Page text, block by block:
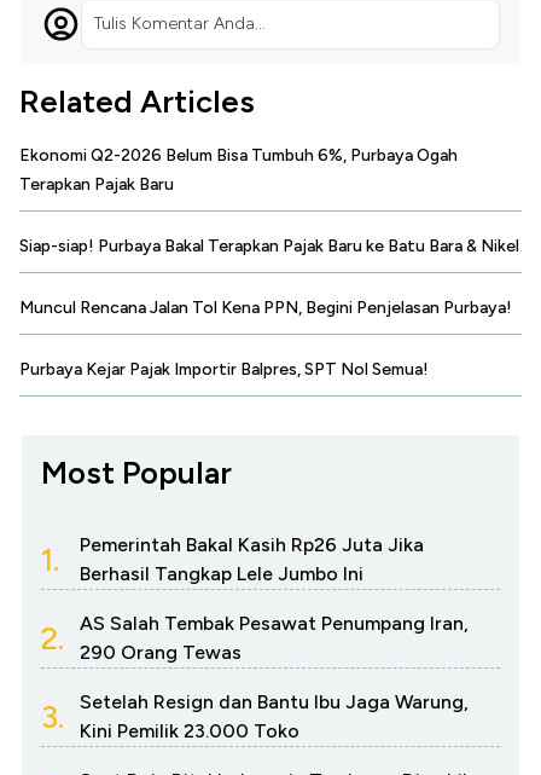
Tulis Komentar Anda...
Related Articles
Ekonomi Q2-2026 Belum Bisa Tumbuh 6%, Purbaya Ogah
Terapkan Pajak Baru
Siap-siap! Purbaya Bakal Terapkan Pajak Baru ke Batu Bara & Nikel
Muncul Rencana Jalan Tol Kena PPN, Begini Penjelasan Purbaya!
Purbaya Kejar Pajak Importir Balpres, SPT Nol Semua!
Most Popular
1.
Pemerintah Bakal Kasih Rp26 Juta Jika
Berhasil Tangkap Lele Jumbo Ini
2.
AS Salah Tembak Pesawat Penumpang Iran,
290 Orang Tewas
3.
Setelah Resign dan Bantu Ibu Jaga Warung,
Kini Pemilik 23.000 Toko